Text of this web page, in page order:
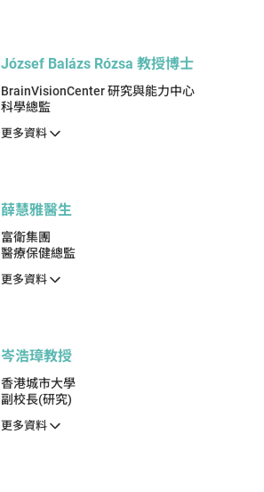
József Balázs Rózsa 教授博士
BrainVisionCenter 研究與能力中心
科學總監
更多資料
薛慧雅醫生
富衛集團
醫療保健總監
更多資料
岑浩璋教授
香港城市大學
副校長(研究)
更多資料